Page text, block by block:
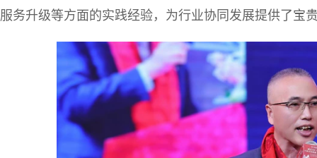
服务升级等方面的实践经验，为行业协同发展提供了宝